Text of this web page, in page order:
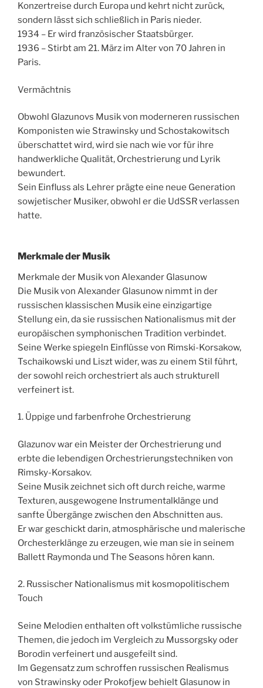
Konzertreise durch Europa und kehrt nicht zurück,
sondern lässt sich schließlich in Paris nieder.
1934 – Er wird französischer Staatsbürger.
1936 – Stirbt am 21. März im Alter von 70 Jahren in
Paris.
Vermächtnis
Obwohl Glazunovs Musik von moderneren russischen
Komponisten wie Strawinsky und Schostakowitsch
überschattet wird, wird sie nach wie vor für ihre
handwerkliche Qualität, Orchestrierung und Lyrik
bewundert.
Sein Einfluss als Lehrer prägte eine neue Generation
sowjetischer Musiker, obwohl er die UdSSR verlassen
hatte.
Merkmale der Musik
Merkmale der Musik von Alexander Glasunow
Die Musik von Alexander Glasunow nimmt in der
russischen klassischen Musik eine einzigartige
Stellung ein, da sie russischen Nationalismus mit der
europäischen symphonischen Tradition verbindet.
Seine Werke spiegeln Einflüsse von Rimski-Korsakow,
Tschaikowski und Liszt wider, was zu einem Stil führt,
der sowohl reich orchestriert als auch strukturell
verfeinert ist.
1. Üppige und farbenfrohe Orchestrierung
Glazunov war ein Meister der Orchestrierung und
erbte die lebendigen Orchestrierungstechniken von
Rimsky-Korsakov.
Seine Musik zeichnet sich oft durch reiche, warme
Texturen, ausgewogene Instrumentalklänge und
sanfte Übergänge zwischen den Abschnitten aus.
Er war geschickt darin, atmosphärische und malerische
Orchesterklänge zu erzeugen, wie man sie in seinem
Ballett Raymonda und The Seasons hören kann.
2. Russischer Nationalismus mit kosmopolitischem
Touch
Seine Melodien enthalten oft volkstümliche russische
Themen, die jedoch im Vergleich zu Mussorgsky oder
Borodin verfeinert und ausgefeilt sind.
Im Gegensatz zum schroffen russischen Realismus
von Strawinsky oder Prokofjew behielt Glasunow in